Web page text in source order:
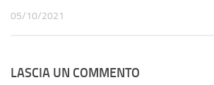
05/10/2021
LASCIA UN COMMENTO